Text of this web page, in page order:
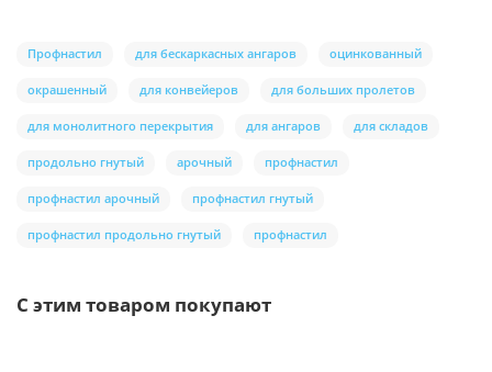
Профнастил для бескаркасных ангаров оцинкованный
окрашенный для конвейеров для больших пролетов
для монолитного перекрытия для ангаров для складов
продольно гнутый арочный профнастил
профнастил арочный профнастил гнутый
профнастил продольно гнутый профнастил
С этим товаром покупают